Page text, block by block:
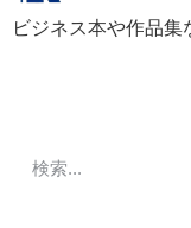
ビジネス本や作品集